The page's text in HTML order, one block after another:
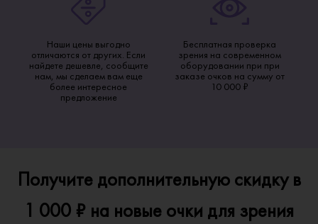
Наши цены выгодно
отличаются от других. Если
найдете дешевле, сообщите
нам, мы сделаем вам еще
более интересное
предложение
Бесплатная проверка
зрения на современном
оборудовании при при
заказе очков на сумму от
10 000 ₽
Получите дополнительную скидку в
1 000 ₽ на новые очки для зрения